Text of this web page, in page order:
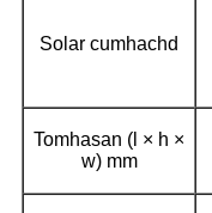
Solar cumhachd
Tomhasan (l × h ×
w) mm